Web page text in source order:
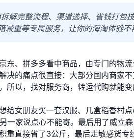
解完整流程、渠道选择、省钱打包
重等专属服务，让你的海淘体验不
、拼多多看中商品，由专门的物流
决的痛点很直接：大部分国内商家
以，找对服务商，转运代购就能变
给女朋友买一套汉服、几盒稻香村
一家说点心不能寄。最后用了威立
重直接省了3公斤，最后走敏感货专